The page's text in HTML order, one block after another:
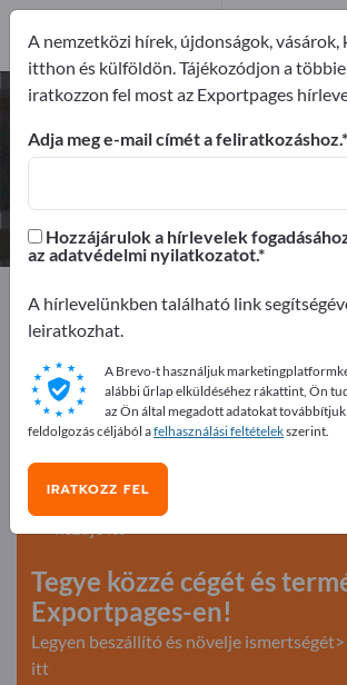
Vonalkód-leolvasók –
beszállítók keresése
Exportpages
Gépek és üzemek
Automtika és robottechnika
Vonalkód-leolvasók
Hirdessen ingyen az
en!
Keresés – Ajánlatok – Használt áruk –
Tegye közzé cégét és
Exportpages-en!
Legyen beszállító és növelje
itt
A nemzetközi hírek, újdonságok, vásárok,
itthon és külföldön. Tájékozódjon a
iratkozzon fel most az Exportpages
Adja meg e-mail címét a feliratkozáshoz.
Hozzájárulok a hírlevelek
az adatvédelmi nyilatkozatot.
A hírlevelünkben található link
leiratkozhat.
A Brevo-t használjuk
alábbi űrlap elküldéséhez rákattint, Ön
az Ön által megadott adatokat
feldolgozás céljából afelhasználási feltételekszerint.
IRATKOZZ FEL